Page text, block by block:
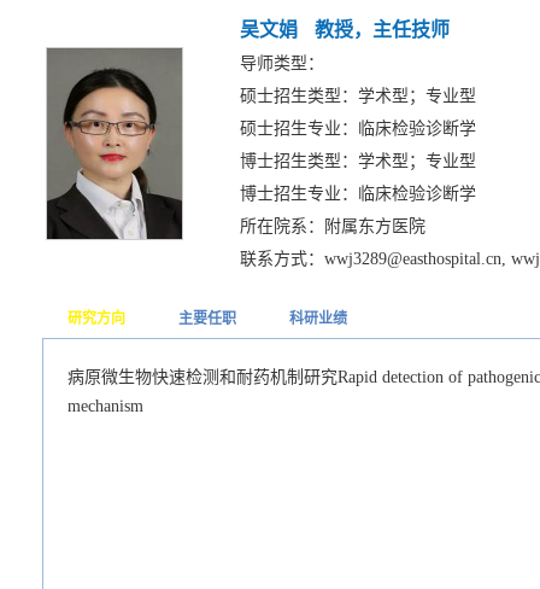
吴文娟 教授，主任技师
导师类型：
硕士招生类型：学术型；专业型
硕士招生专业：临床检验诊断学
博士招生类型：学术型；专业型
博士招生专业：临床检验诊断学
所在院系：附属东方医院
联系方式：wwj3289@easthospital.cn,
研究方向 主要任职 科研业绩
病原微生物快速检测和耐药机制研究Rapid detection of pathogenic
mechanism